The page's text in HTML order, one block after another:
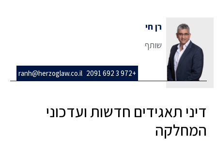
רן חי
שותף
+972 3 692 2091
ranh@herzoglaw.co.il
דיני תאגידים חדשות ועדכוני
המחלקה